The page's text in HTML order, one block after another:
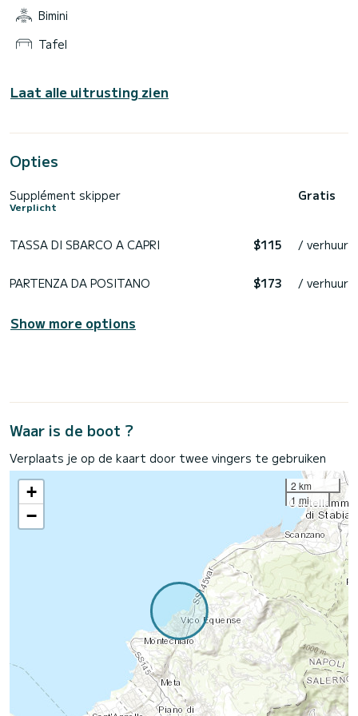
te bewonderen.
De kapitein verwelkomt u aan boord met snacks en
snorkeluitrusting.
Bimini
Tafel
Laat alle uitrusting zien
Opties
Supplément skipper
Verplicht
Gratis
TASSA DI SBARCO A CAPRI $115 / verhuur
PARTENZA DA POSITANO $173 / verhuur
Show more options
Waar is de boot ?
Verplaats je op de kaart door twee vingers te gebruiken
+
−
2 km
1 mi